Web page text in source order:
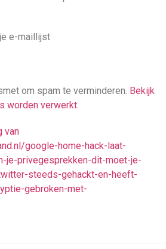
e-maillijst
om spam te verminderen. Bekijk
worden verwerkt.
van
google-home-hack-laat-
je-privegesprekken-dit-moet-je-
steeds-gehackt-en-heeft-
gebroken-met-